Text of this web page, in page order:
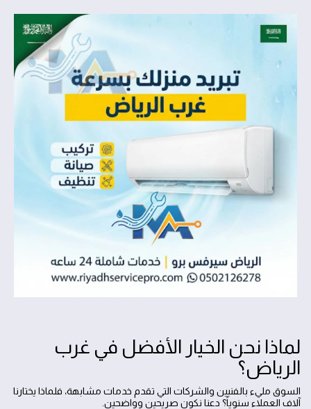
لماذا نحن الخيار الأفضل في غرب
الرياض؟
السوق مليء بالفنيين والشركات التي تقدم خدمات مشابهة، فلماذا يختارنا
آلاف العملاء سنوياً؟ دعنا نكون صريحين وواضحين.